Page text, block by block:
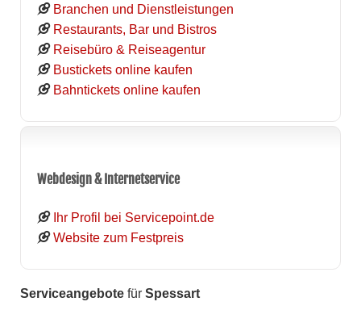
Branchen und Dienstleistungen
Restaurants, Bar und Bistros
Reisebüro & Reiseagentur
Bustickets online kaufen
Bahntickets online kaufen
Webdesign & Internetservice
Ihr Profil bei Servicepoint.de
Website zum Festpreis
Serviceangebotefür Spessart